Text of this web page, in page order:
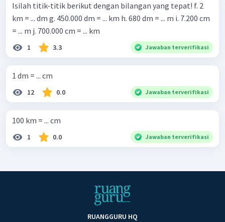
Isilah titik-titik berikut dengan bilangan yang tepat! f. 2
km = ... dm g. 450.000 dm = ... km h. 680 dm = ... m i. 7.200 cm
= ... m j. 700.000 cm = ... km
1 3.3 Jawaban terverifikasi
1 dm = ... cm
12 0.0 Jawaban terverifikasi
100 km = ... cm
1 0.0 Jawaban terverifikasi
RUANGGURU HQ